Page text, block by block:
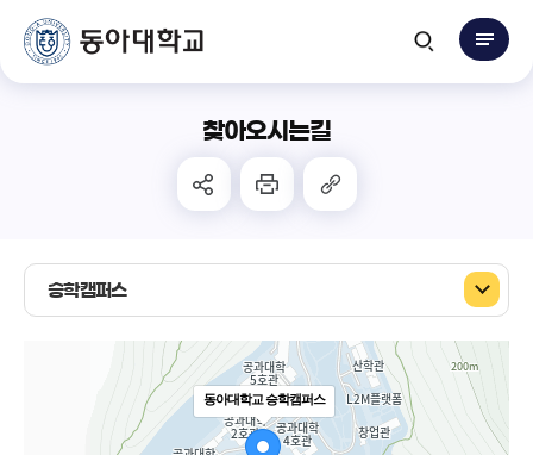
찾아오시는길
승학캠퍼스
동아대학교 승학캠퍼스